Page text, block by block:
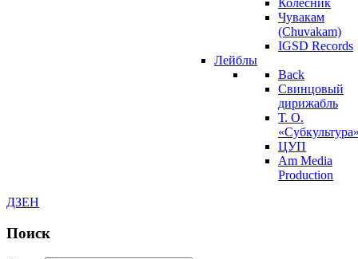
Колесник
Чувакам
(Chuvakam)
IGSD Records
Лейблы
Back
Свинцовый
дирижабль
Т. О.
ЦУП
Am Media
Production
ДЗЕН
Поиск